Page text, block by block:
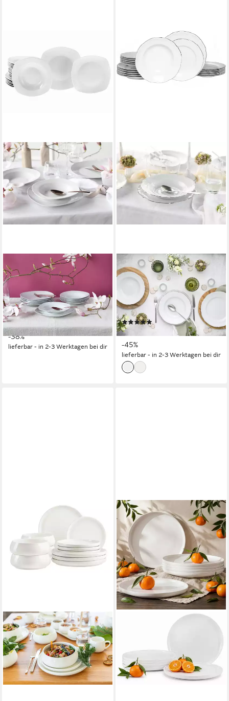
CREATABLE
Teller-Set Amelie Weiß, Teller
Set 18-tlg (18-tlg), 6
Personen, Porzellan, Daily
Use, Zeitlos
ab 55,99 €
-38%
lieferbar - in 2-3 Werktagen bei dir
CREATABLE
Teller-Set Maria Theresia,
Teller Set 18-tlg (18-tlg), 6
Personen, Porzellan,
Traditionelle Porzellanform
(2)
ab 81,99 € UVP 149,99 €
-45%
lieferbar - in 2-3 Werktagen bei dir